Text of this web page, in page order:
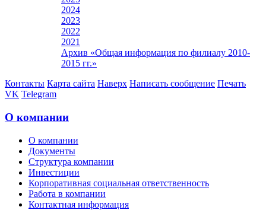
2024
2023
2022
2021
Архив «Общая информация по филиалу 2010-
2015 гг.»
Контакты Карта сайта Наверх Написать сообщение Печать
VK Telegram
О компании
О компании
Документы
Структура компании
Инвестиции
Корпоративная социальная ответственность
Работа в компании
Контактная информация